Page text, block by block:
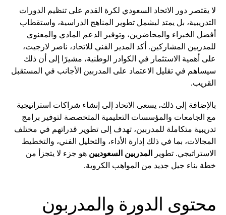
لا يقتصر دور الاتحاد السعودي لكرة القدم على تنظيم الدورات
التدريبية، بل يمتد ليشمل تطوير المناهج الدراسية، واستقطاب
أفضل الخبراء والمحاضرين، وتوفير الدعم المادي والمعنوي
للمدربين المشاركين. أكد المدير الفني للاتحاد، ناصر لارجيت،
على أهمية الاستثمار في الكوادر الوطنية، مشيرًا إلى أن ذلك
سيساهم في تقليل الاعتماد على المدربين الأجانب في المستقبل
القريب.
بالإضافة إلى ذلك، يسعى الاتحاد إلى إنشاء شراكات استراتيجية
مع الجامعات والمؤسسات التعليمية المتخصصة لتوفير برامج
تدريبية متكاملة للمدربين، تهدف إلى تطوير قدراتهم في مختلف
المجالات، بما في ذلك إدارة الأداء، والتحليل الفني، والتخطيط
الاستراتيجي. تطوير
المدربين السعوديين هو جزء لا يتجزأ من
خطة بناء جيل جديد من المواهب الكروية.
محتوى الدورة والمدربون